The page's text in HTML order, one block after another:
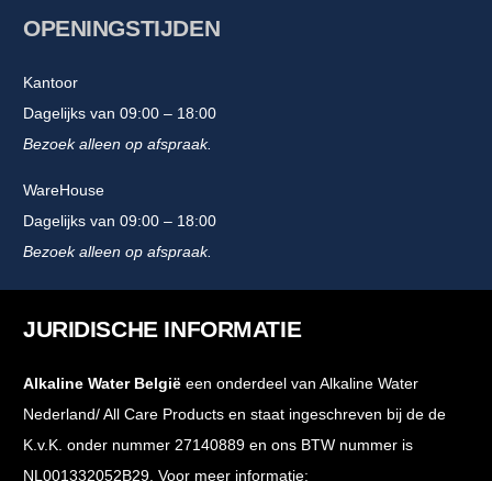
OPENINGSTIJDEN
Kantoor
Dagelijks van 09:00 – 18:00
Bezoek alleen op afspraak.
WareHouse
Dagelijks van 09:00 – 18:00
Bezoek alleen op afspraak.
JURIDISCHE INFORMATIE
Alkaline Water België een onderdeel van Alkaline Water
Nederland/ All Care Products en staat ingeschreven bij de de
K.v.K. onder nummer 27140889 en ons BTW nummer is
NL001332052B29. Voor meer informatie: